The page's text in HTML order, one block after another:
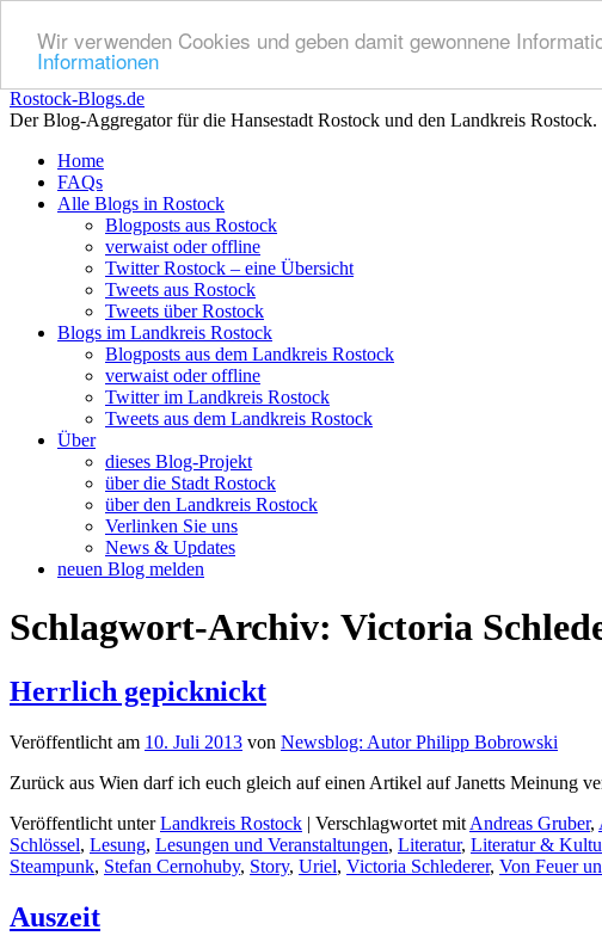
Wir verwenden Cookies und geben damit gewonnene
Informationen
Rostock-Blogs.de
Der Blog-Aggregator für die Hansestadt Rostock und den Landkreis Rostock.
Zum
Inhalt
springen
Home
FAQs
Alle Blogs in Rostock
Blogposts aus Rostock
verwaist oder offline
Twitter Rostock – eine Übersicht
Tweets aus Rostock
Tweets über Rostock
Blogs im Landkreis Rostock
Blogposts aus dem Landkreis Rostock
verwaist oder offline
Twitter im Landkreis Rostock
Tweets aus dem Landkreis Rostock
Über
dieses Blog-Projekt
über die Stadt Rostock
über den Landkreis Rostock
Verlinken Sie uns
News & Updates
neuen Blog melden
Schlagwort-Archiv: Victoria
Herrlich gepicknickt
Veröffentlicht am 10. Juli 2013 von Newsblog: Autor Philipp Bobrowski
Zurück aus Wien darf ich euch gleich auf einen Artikel auf Janetts Meinung
Veröffentlicht unter Landkreis Rostock | Verschlagwortet mit Andreas Gruber,
Schlössel, Lesung, Lesungen und Veranstaltungen, Literatur, Literatur &
Steampunk, Stefan Cernohuby, Story, Uriel, Victoria Schlederer, Von Feuer
Auszeit